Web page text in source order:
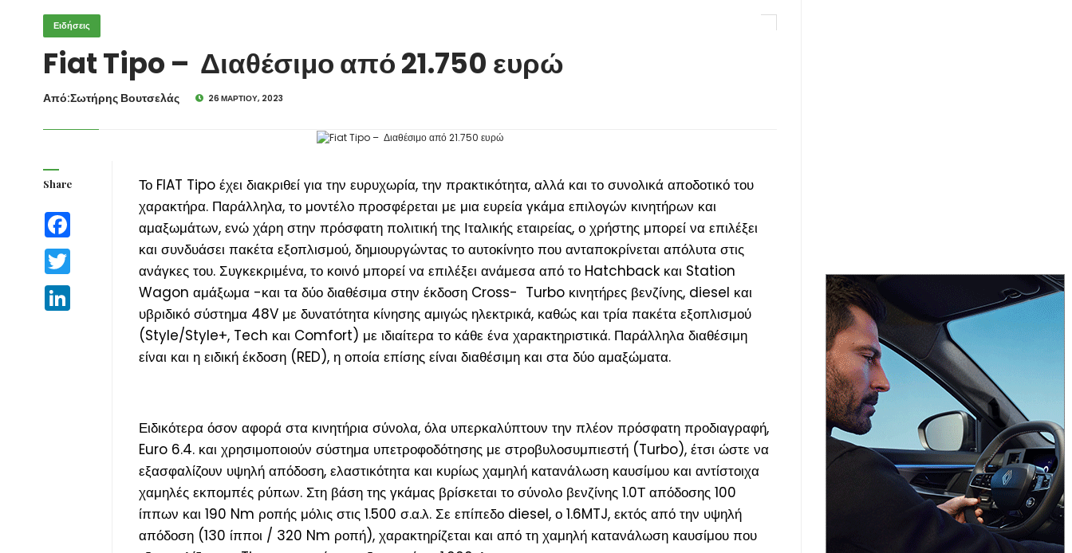
Ειδήσεις
Fiat Tipo – Διαθέσιμο από 21.750 ευρώ
Από:Σωτήρης Βουτσελάς 26 ΜΑΡΤΊΟΥ, 2023
Share
Facebook
Twitter
LinkedIn
Το FIAT Tipo έχει διακριθεί για την ευρυχωρία, την πρακτικότητα, αλλά και το συνολικά αποδοτικό του
χαρακτήρα. Παράλληλα, το μοντέλο προσφέρεται με μια ευρεία γκάμα επιλογών κινητήρων και
αμαξωμάτων, ενώ χάρη στην πρόσφατη πολιτική της Ιταλικής εταιρείας, ο χρήστης μπορεί να επιλέξει
και συνδυάσει πακέτα εξοπλισμού, δημιουργώντας το αυτοκίνητο που ανταποκρίνεται απόλυτα στις
ανάγκες του. Συγκεκριμένα, το κοινό μπορεί να επιλέξει ανάμεσα από το Hatchback και Station
Wagon αμάξωμα -και τα δύο διαθέσιμα στην έκδοση Cross- Turbo κινητήρες βενζίνης, diesel και
υβριδικό σύστημα 48V με δυνατότητα κίνησης αμιγώς ηλεκτρικά, καθώς και τρία πακέτα εξοπλισμού
(Style/Style+, Tech και Comfort) με ιδιαίτερα το κάθε ένα χαρακτηριστικά. Παράλληλα διαθέσιμη
είναι και η ειδική έκδοση (RED), η οποία επίσης είναι διαθέσιμη και στα δύο αμαξώματα.
Ειδικότερα όσον αφορά στα κινητήρια σύνολα, όλα υπερκαλύπτουν την πλέον πρόσφατη προδιαγραφή,
Euro 6.4. και χρησιμοποιούν σύστημα υπετροφοδότησης με στροβυλοσυμπιεστή (Turbo), έτσι ώστε να
εξασφαλίζουν υψηλή απόδοση, ελαστικότητα και κυρίως χαμηλή κατανάλωση καυσίμου και αντίστοιχα
χαμηλές εκπομπές ρύπων. Στη βάση της γκάμας βρίσκεται το σύνολο βενζίνης 1.0Τ απόδοσης 100
ίππων και 190 Nm ροπής μόλις στις 1.500 σ.α.λ. Σε επίπεδο diesel, ο 1.6MTJ, εκτός από την υψηλή
απόδοση (130 ίπποι / 320 Nm ροπή), χαρακτηρίζεται και από τη χαμηλή κατανάλωση καυσίμου που